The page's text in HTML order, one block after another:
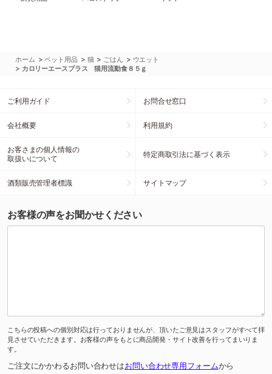
ホーム >ペット用品 > 猫 > ごはん > ウエット
> カロリーエースプラス 猫用流動食８５ｇ
ご利用ガイド お問合せ窓口
会社概要 利用規約
お客さまの個人情報の
取扱いについて
特定商取引法に基づく表示
酒類販売管理者標識 サイトマップ
お客様の声をお聞かせください
こちらの投稿への個別対応は行っておりませんが、頂いたご意見はスタッフがすべて拝
見させていただきます。お客様の声をもとに商品開発・サイト改善を行ってまいりま
す。
ご注文にかかわるお問い合わせはお問い合わせ専用フォームから